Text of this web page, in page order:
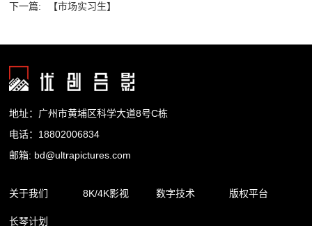
下一篇:
【市场实习生】
地址：广州市黄埔区科学大道8号C栋
电话：18802006834
邮箱: bd@ultrapictures.com
关于我们
企业简介
8K/4K影视 数字技术 版权平台
长琴计划